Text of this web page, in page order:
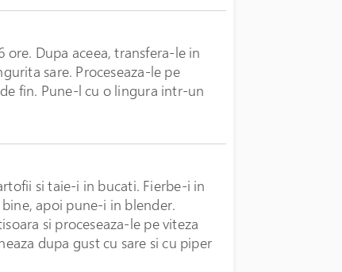
1150 LEI La comandă
Dupa aceea, transfera-le in
sare. Proceseaza-le pe
fin. Pune-l cu o lingura intr-un
si taie-i in bucati. Fierbe-i in
apoi pune-i in blender.
si proceseaza-le pe viteza
dupa gust cu sare si cu piper